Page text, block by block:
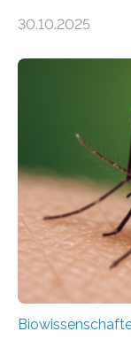
Landpflanzen
Grünalgen, die
lebten. Unter
die noch heute
Süßwasseralge
dieser Gruppe
mit
nächsten…
30.10.2025